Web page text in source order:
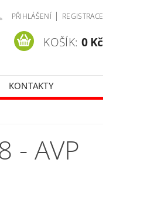
PŘIHLÁŠENÍ | REGISTRACE
KOŠÍK: 0 Kč
KONTAKTY
- AVP